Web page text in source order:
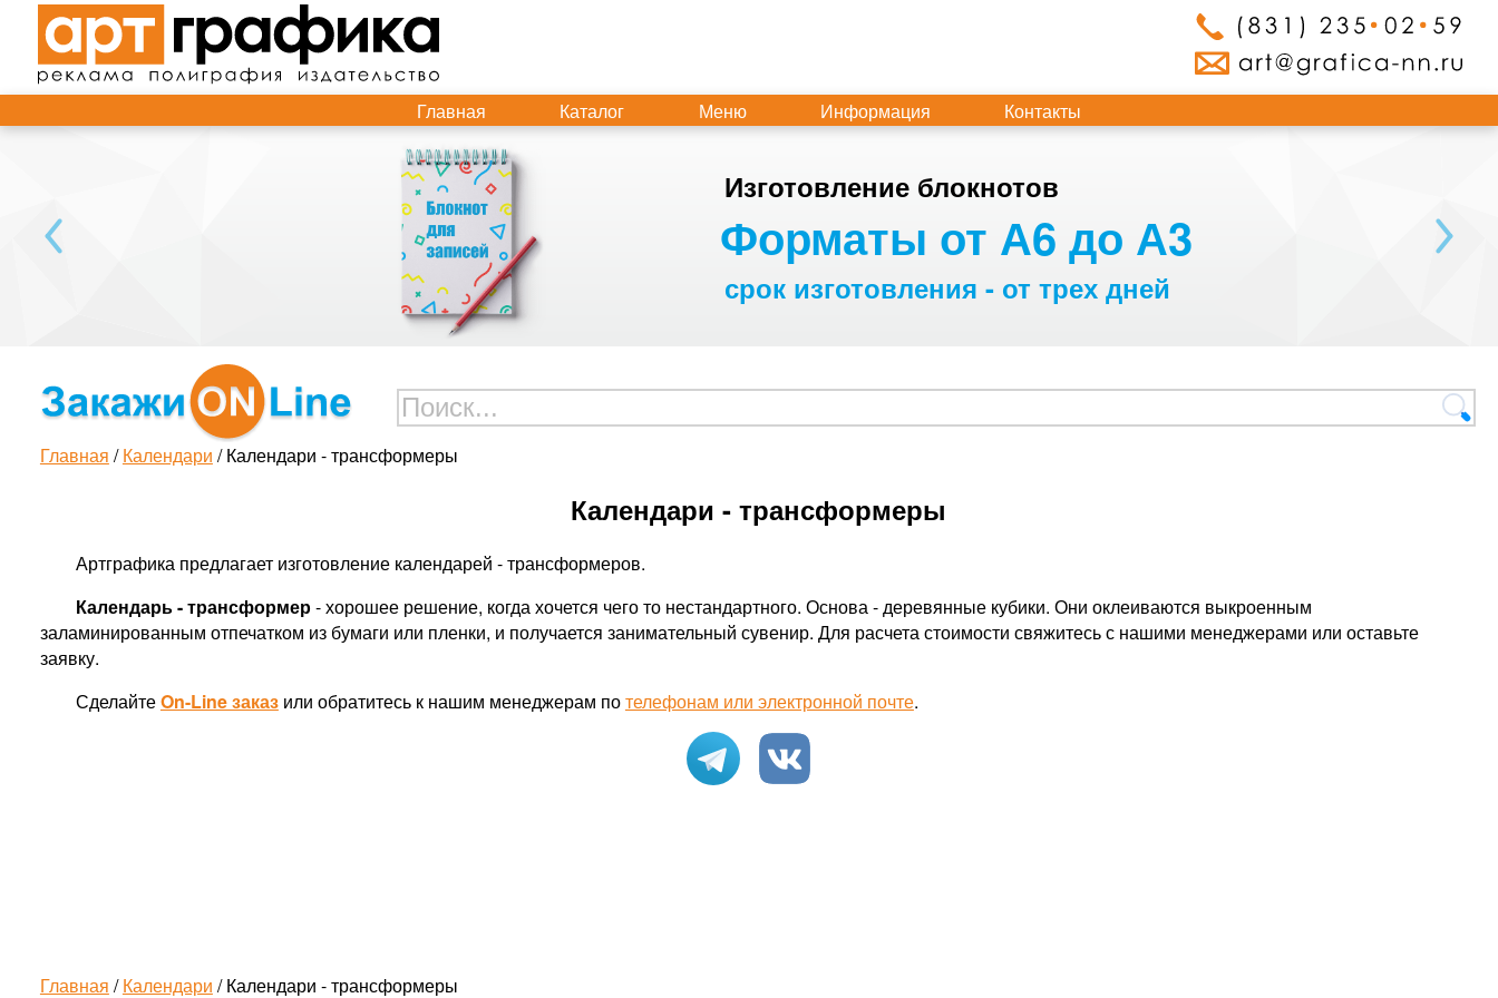
Главная Каталог Меню Информация Контакты
Изготовление блокнотов
Форматы от А6 до А3
срок изготовления - от трех дней
Главная /Календари / Календари - трансформеры
Календари - трансформеры
Артграфика предлагает изготовление календарей - трансформеров.
Календарь - трансформер- хорошее решение, когда хочется чего то нестандартного. Основа - деревянные кубики. Они оклеиваются выкроенным
заламинированным отпечатком из бумаги или пленки, и получается занимательный сувенир. Для расчета стоимости свяжитесь с нашими менеджерами или оставьте
заявку.
СделайтеOn-Line заказили обратитесь к нашим менеджерам потелефонам или электронной почте.
Главная /Календари / Календари - трансформеры